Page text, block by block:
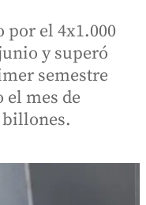
por el 4x1.000
y superó
semestre
el mes de
billones.